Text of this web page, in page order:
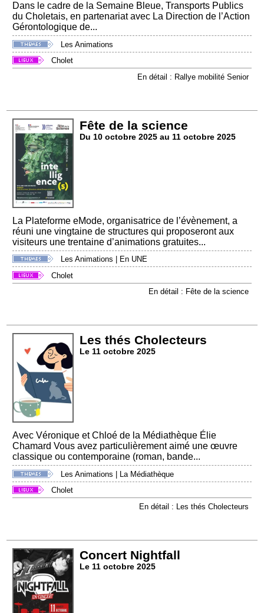
Dans le cadre de la Semaine Bleue, Transports Publics
du Choletais, en partenariat avec La Direction de l’Action
Gérontologique de...
Les Animations
Cholet
En détail : Rallye mobilité Senior
Fête de la science
Du 10 octobre 2025 au 11 octobre 2025
La Plateforme eMode, organisatrice de l’évènement, a
réuni une vingtaine de structures qui proposeront aux
visiteurs une trentaine d’animations gratuites...
Les Animations
En UNE
Cholet
En détail : Fête de la science
Les thés Cholecteurs
Le 11 octobre 2025
Avec Véronique et Chloé de la Médiathèque Élie
Chamard Vous avez particulièrement aimé une œuvre
classique ou contemporaine (roman, bande...
Les Animations
La Médiathèque
Cholet
En détail : Les thés Cholecteurs
Concert Nightfall
Le 11 octobre 2025